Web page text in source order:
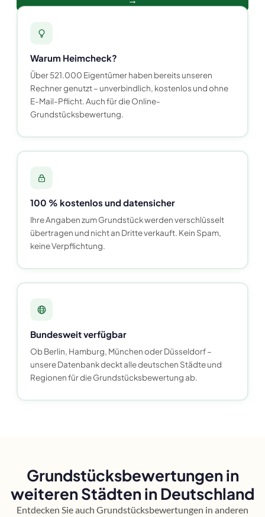
Warum Heimcheck?
Über 521.000 Eigentümer haben bereits unseren
Rechner genutzt – unverbindlich, kostenlos und ohne
E-Mail-Pflicht. Auch für die Online-
Grundstücksbewertung.
100 % kostenlos und datensicher
Ihre Angaben zum Grundstück werden verschlüsselt
übertragen und nicht an Dritte verkauft. Kein Spam,
keine Verpflichtung.
Bundesweit verfügbar
Ob Berlin, Hamburg, München oder Düsseldorf –
unsere Datenbank deckt alle deutschen Städte und
Regionen für die Grundstücksbewertung ab.
Grundstücksbewertungen in
weiteren Städten in Deutschland
Entdecken Sie auch Grundstücksbewertungen in anderen